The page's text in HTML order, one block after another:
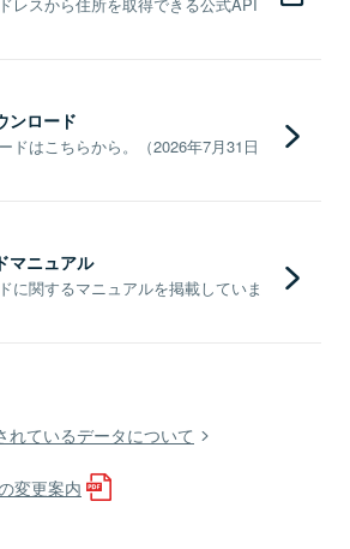
レスから住所を取得できる公式API
ンロード
ドはこちらから。（2026年7月31日
マニュアル
に関するマニュアルを掲載していま
れているデータについて
変更案内